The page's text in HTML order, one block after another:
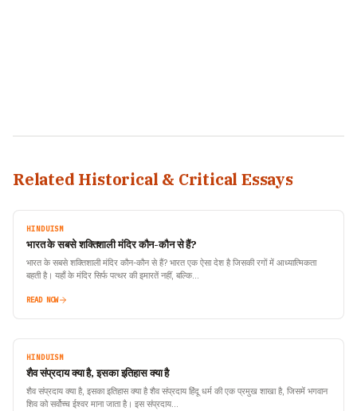
Related Historical & Critical Essays
HINDUISM
भारत के सबसे शक्तिशाली मंदिर कौन-कौन से हैं?
भारत के सबसे शक्तिशाली मंदिर कौन-कौन से हैं? भारत एक ऐसा देश है जिसकी रगों में आध्यात्मिकता
बहती है। यहाँ के मंदिर सिर्फ पत्थर की इमारतें नहीं, बल्कि…
READ NOW
HINDUISM
शैव संप्रदाय क्या है, इसका इतिहास क्या है
शैव संप्रदाय क्या है, इसका इतिहास क्या है शैव संप्रदाय हिंदू धर्म की एक प्रमुख शाखा है, जिसमें भगवान
शिव को सर्वोच्च ईश्वर माना जाता है। इस संप्रदाय…